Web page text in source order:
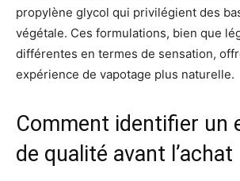
propylène glycol qui privilégient des
végétale. Ces formulations, bien que
différentes en termes de sensation,
expérience de vapotage plus naturelle.
Comment identifier un
de qualité avant l’achat